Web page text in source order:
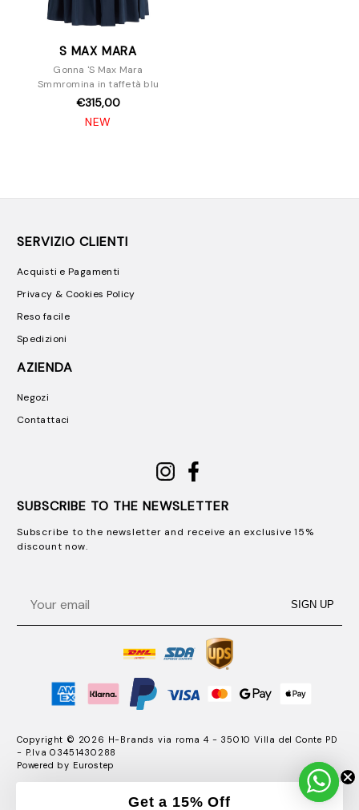
S MAX MARA
Gonna 'S Max Mara
Smmromina in taffetà blu
€315,00
NEW
SERVIZIO CLIENTI
Acquisti e Pagamenti
Privacy & Cookies Policy
Reso facile
Spedizioni
AZIENDA
Negozi
Contattaci
SUBSCRIBE TO THE NEWSLETTER
Subscribe to the newsletter and receive an exclusive 15%
discount now.
SIGN UP
Copyright © 2026 H-Brands via roma 4 - 35010 Villa del Conte PD
- P.Iva 03451430288
Powered by Eurostep
Get a 15% Off